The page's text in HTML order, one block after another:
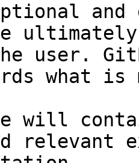
and
user.
what
will
relevant